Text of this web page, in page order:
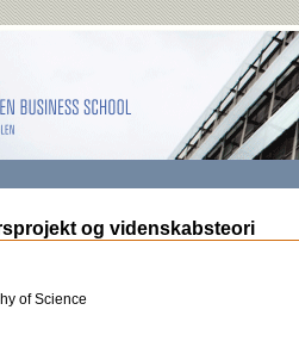
og videnskabsteori
of Science